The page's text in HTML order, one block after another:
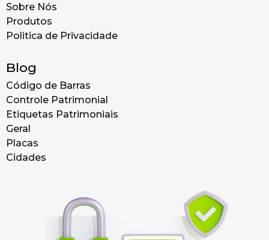
Sobre Nós
Produtos
Politica de Privacidade
Blog
Código de Barras
Controle Patrimonial
Etiquetas Patrimoniais
Geral
Placas
Cidades